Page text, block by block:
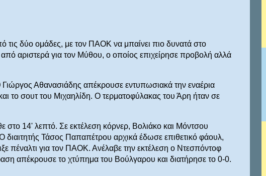
τις δύο ομάδες, με τον ΠΑΟΚ να μπαίνει πιο δυνατά στο
από αριστερά για τον Μύθου, ο οποίος επιχείρησε προβολή αλλά
Αθανασιάδης απέκρουσε εντυπωσιακά την εναέρια
το σουτ του Μιχαηλίδη. Ο τερματοφύλακας του Άρη ήταν σε
στο 14' λεπτό. Σε εκτέλεση κόρνερ, Βολιάκο και Μόντσου
Τάσος Παπαπέτρου αρχικά έδωσε επιθετικό φάουλ,
πέναλτι για τον ΠΑΟΚ. Ανέλαβε την εκτέλεση ο Ντεσπόντοφ
απέκρουσε το χτύπημα του Βούλγαρου και διατήρησε το 0-0.